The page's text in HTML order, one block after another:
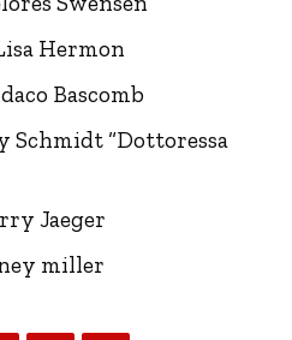
Hermon
Bascomb
Schmidt “Dottoressa
Jaeger
miller